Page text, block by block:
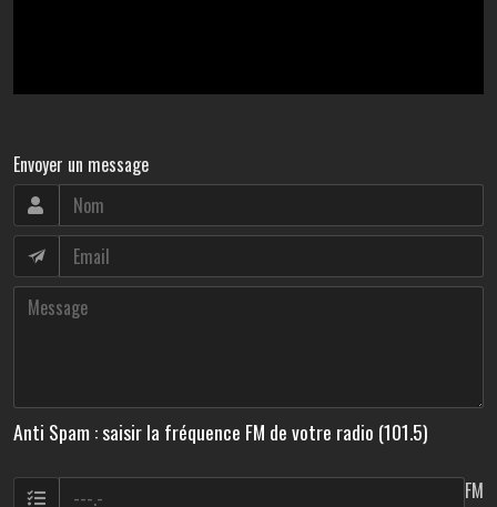
Envoyer un message
Anti Spam : saisir la fréquence FM de votre radio (101.5)
FM